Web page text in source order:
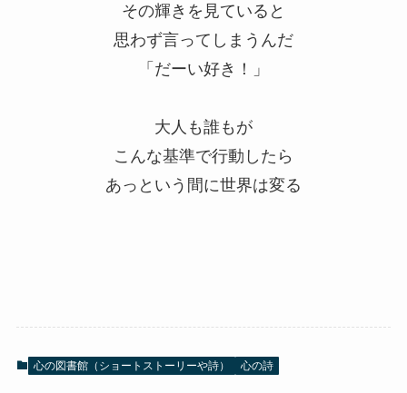
その輝きを見ていると
思わず言ってしまうんだ
「だーい好き！」
大人も誰もが
こんな基準で行動したら
あっという間に世界は変る
心の図書館（ショートストーリーや詩） 心の詩